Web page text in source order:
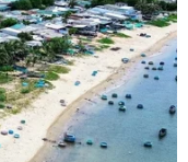
An Giang
cho du khách
thức vẻ đẹp hùng
thửa ruộng